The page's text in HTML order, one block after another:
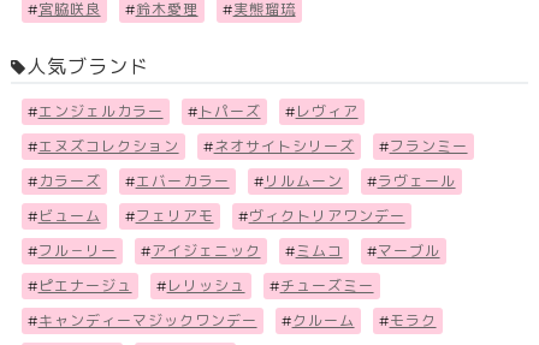
#宮脇咲良 #鈴木愛理 #実熊瑠琉
人気ブランド
#エンジェルカラー # トパーズ # レヴィア
#エヌズコレクション #ネオサイトシリーズ #フランミー
# カラーズ #エバーカラー # リルムーン #ラヴェール
# ビューム #フェリアモ #ヴィクトリアワンデー
#フル－リー #アイジェニック #ミムコ #マーブル
# ピエナージュ # レリッシュ #チューズミー
#キャンディーマジックワンデー #クルーム #モラク